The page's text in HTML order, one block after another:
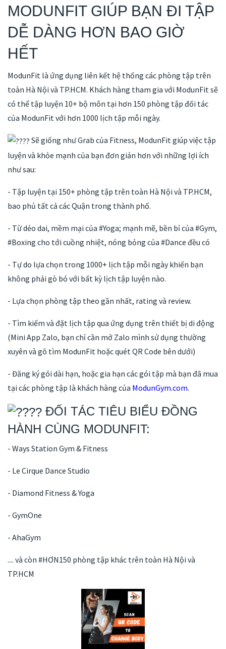
MODUNFIT GIÚP BẠN ĐI TẬP
DỄ DÀNG HƠN BAO GIỜ
HẾT
ModunFit là ứng dụng liên kết hệ thống các phòng tập trên
toàn Hà Nội và TP.HCM. Khách hàng tham gia với ModunFit sẽ
có thể tập luyện 10+ bộ môn tại hơn 150 phòng tập đối tác
của ModunFit với hơn 1000 lịch tập mỗi ngày.
Sẽ giống như Grab của Fitness, ModunFit giúp việc tập
luyện và khỏe mạnh của bạn đơn giản hơn với những lợi ích
như sau:
- Tập luyện tại 150+ phòng tập trên toàn Hà Nội và TP.HCM,
bao phủ tất cả các Quận trong thành phố.
- Từ dẻo dai, mềm mại của #Yoga; mạnh mẽ, bền bỉ của #Gym,
#Boxing cho tới cuồng nhiệt, nóng bỏng của #Dance đều có
- Tự do lựa chọn trong 1000+ lịch tập mỗi ngày khiến bạn
không phải gò bó với bất kỳ lịch tập luyện nào.
- Lựa chọn phòng tập theo gần nhất, rating và review.
- Tìm kiếm và đặt lịch tập qua ứng dụng trên thiết bị di động
(Mini App Zalo, bạn chỉ cần mở Zalo mình sử dụng thường
xuyên và gõ tìm ModunFit hoặc quét QR Code bên dưới)
- Đăng ký gói dài hạn, hoặc gia hạn các gói tập mà bạn đã mua
tại các phòng tập là khách hàng của ModunGym.com.
ĐỐI TÁC TIÊU BIỂU ĐỒNG
HÀNH CÙNG MODUNFIT:
- Ways Station Gym & Fitness
- Le Cirque Dance Studio
- Diamond Fitness & Yoga
- GymOne
- AhaGym
.... và còn #HƠN150 phòng tập khác trên toàn Hà Nội và
TP.HCM